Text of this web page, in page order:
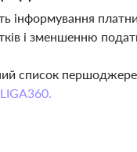
інформування
і зменшенню
список